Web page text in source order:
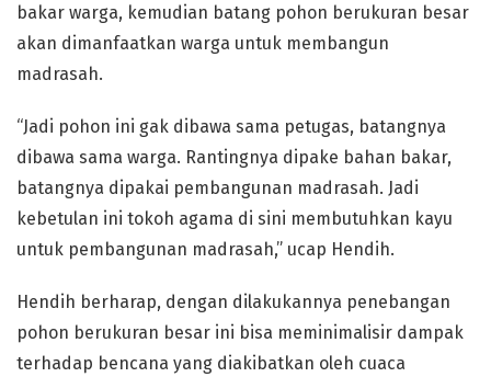
bakar warga, kemudian batang pohon berukuran besar
akan dimanfaatkan warga untuk membangun
madrasah.
“Jadi pohon ini gak dibawa sama petugas, batangnya
dibawa sama warga. Rantingnya dipake bahan bakar,
batangnya dipakai pembangunan madrasah. Jadi
kebetulan ini tokoh agama di sini membutuhkan kayu
untuk pembangunan madrasah,” ucap Hendih.
Hendih berharap, dengan dilakukannya penebangan
pohon berukuran besar ini bisa meminimalisir dampak
terhadap bencana yang diakibatkan oleh cuaca